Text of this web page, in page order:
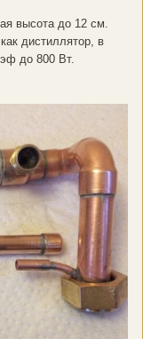
высота до 12 см.
дистиллятор, в
до 800 Вт.